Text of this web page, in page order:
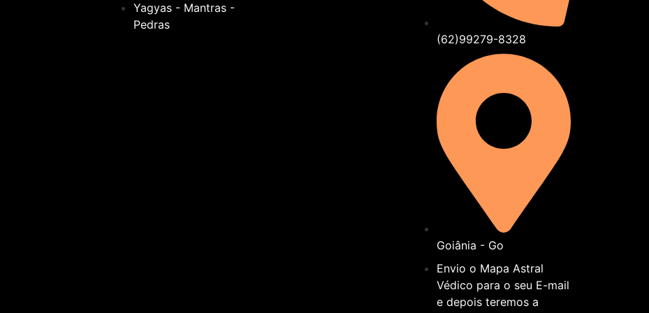
Yagyas - Mantras -
Pedras
(62)99279-8328
Goiânia - Go
Envio o Mapa Astral
Védico para o seu E-mail
e depois teremos a